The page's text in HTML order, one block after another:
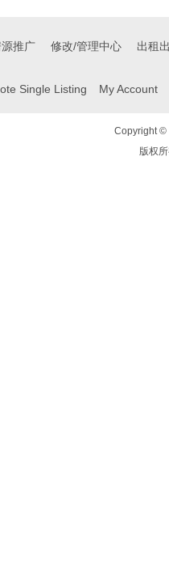
推广 修改/管理中心 出租
Single Listing My Account
Copyright ©
版权